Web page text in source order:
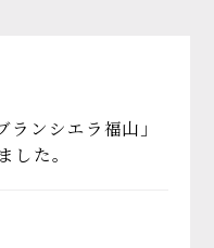
ランシエラ福山」
した。